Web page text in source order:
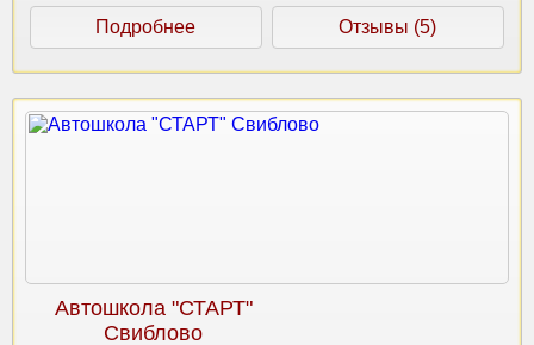
Подробнее Отзывы (5)
Автошкола "СТАРТ"
Свиблово